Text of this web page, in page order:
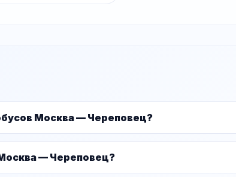
Москва — Череповец?
— Череповец?